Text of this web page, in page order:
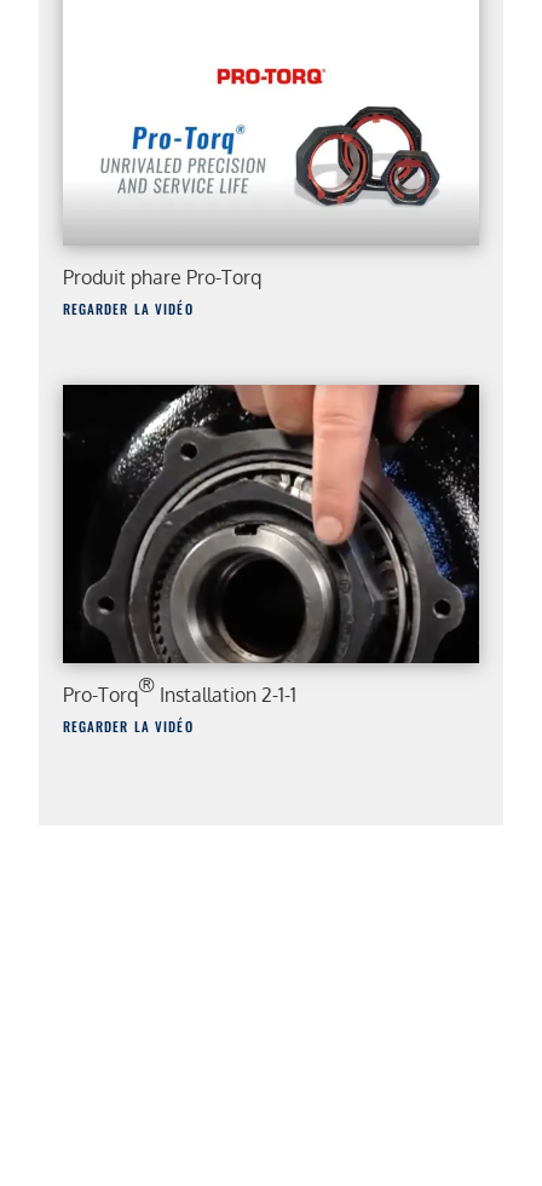
Produit phare Pro-Torq
REGARDER LA VIDÉO
Pro-Torq® Installation 2-1-1
REGARDER LA VIDÉO